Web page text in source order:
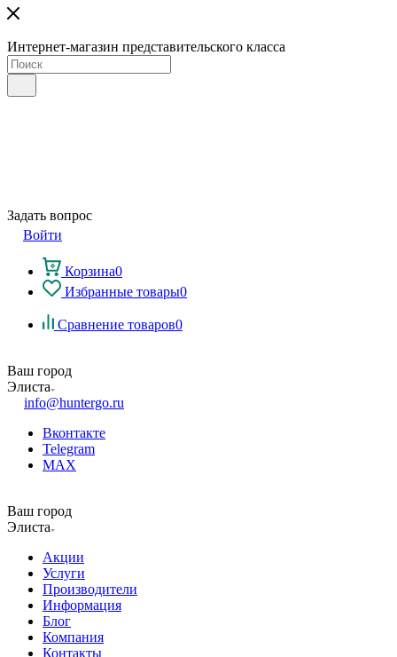
Интернет-магазин представительского класса
Задать вопрос
Войти
Корзина0
Избранные товары0
Сравнение товаров0
Ваш город
Элиста
info@huntergo.ru
Вконтакте
Telegram
MAX
Ваш город
Элиста
Акции
Услуги
Производители
Информация
Блог
Компания
Контакты